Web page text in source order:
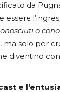
da
o
, ma solo per
diventino
e